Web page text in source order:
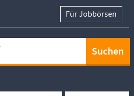
Für Jobbörsen